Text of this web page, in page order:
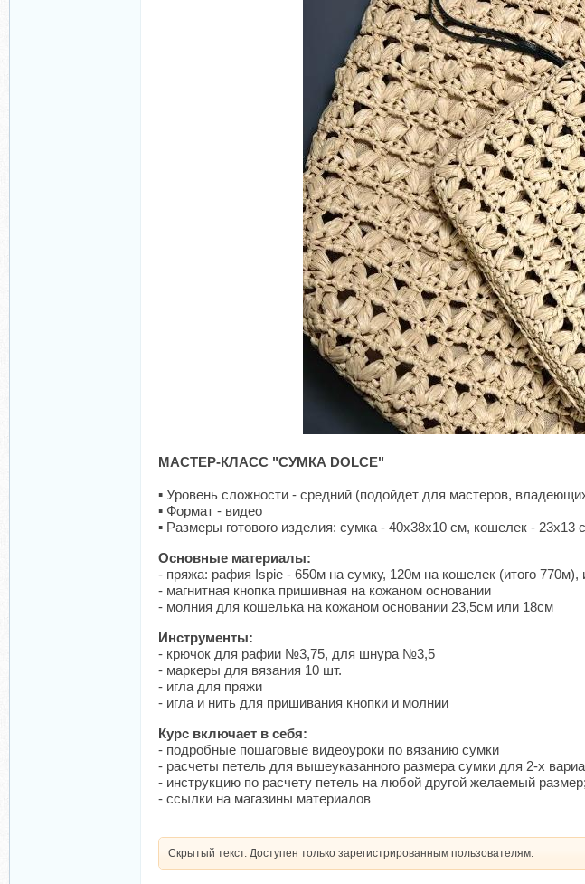
МАСТЕР-КЛАСС "СУМКА DOLCE"
▪️ Уровень сложности - средний (подойдет для мастеров,
▪️ Формат - видео
▪️ Размеры готового изделия: сумка - 40х38х10 см, кошелек - 23х13
Основные материалы:
- пряжа: рафия Ispie - 650м на сумку, 120м на кошелек (итого
- магнитная кнопка пришивная на кожаном основании
- молния для кошелька на кожаном основании 23,5см или 18см
Инструменты:
- крючок для рафии №3,75, для шнура №3,5
- маркеры для вязания 10 шт.
- игла для пряжи
- игла и нить для пришивания кнопки и молнии
Курс включает в себя:
- подробные пошаговые видеоуроки по вязанию сумки
- расчеты петель для вышеуказанного размера сумки для 2-х
- инструкцию по расчету петель на любой другой желаемый размер;
- ссылки на магазины материалов
Скрытый текст. Доступен только зарегистрированным пользователям.